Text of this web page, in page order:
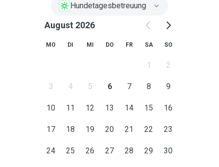
Hundetagesbetreuung
August 2026
MO DI MI DO FR SA SO
1 2
3 4 5 6 7 8 9
10 11 12 13 14 15 16
17 18 19 20 21 22 23
24 25 26 27 28 29 30